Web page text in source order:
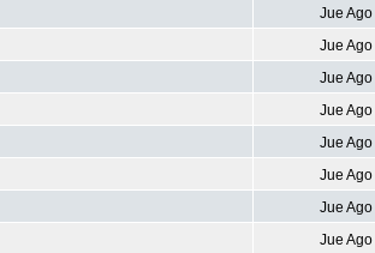
Jue
Jue
Jue
Jue
Jue
Jue
Jue
Jue